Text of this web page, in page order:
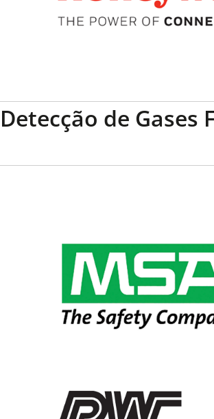
Detecção de Gases